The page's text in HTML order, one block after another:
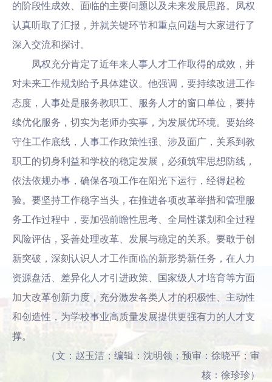
的阶段性成效、面临的主要问题以及未来发展思路。凤权
认真听取了汇报，并就关键环节和重点问题与大家进行了
深入交流和探讨。
凤权充分肯定了近年来人事人才工作取得的成效，并
对未来工作规划给予具体建议。他强调，要持续改进工作
态度，人事处是服务教职工、服务人才的窗口单位，要持
续优化服务，切实为老师办实事，为发展优环境。要始终
守住工作底线，人事工作政策性强、涉及面广，关系到教
职工的切身利益和学校的稳定发展，必须筑牢思想防线，
依法依规办事，确保各项工作在阳光下运行，经得起检
验。要坚持工作稳字当头，在推进各项改革举措和管理服
务工作过程中，要加强前瞻性思考、全局性谋划和全过程
风险评估，妥善处理改革、发展与稳定的关系。要敢于创
新突破，深刻认识人才工作面临的新形势新任务，在人力
资源盘活、差异化人才引进政策、国家级人才培育等方面
加大改革创新力度，充分激发各类人才的积极性、主动性
和创造性，为学校事业高质量发展提供更强有力的人才支
撑。
（文：赵玉洁；编辑：沈明领；预审：徐晓平；审
核：徐珍珍）